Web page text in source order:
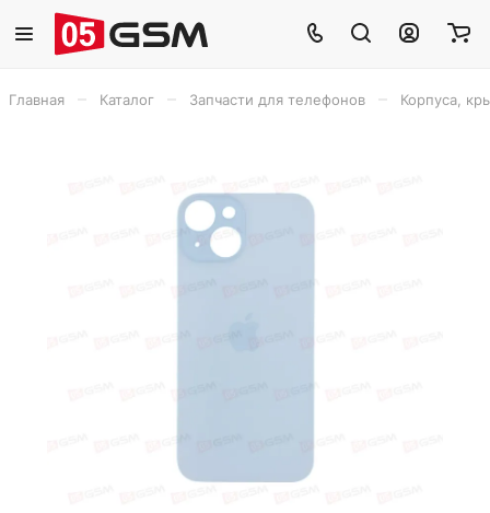
Главная Каталог Запчасти для телефонов Корпуса,